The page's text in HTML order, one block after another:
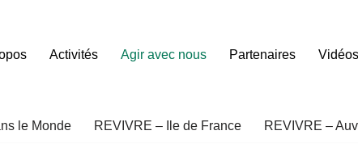
Activités Agir avec nous Partenaires
le Monde REVIVRE – Ile de France REVIVRE –